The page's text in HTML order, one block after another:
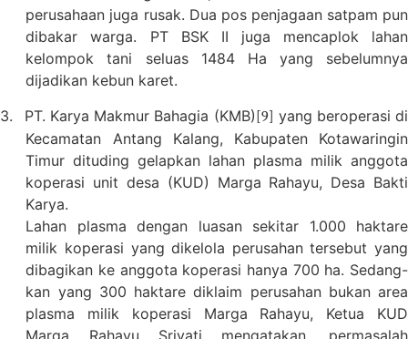
perusahaan juga rusak. Dua pos penjagaan satpam pun
dibakar warga. PT BSK II juga mencaplok lahan
kelompok tani seluas 1484 Ha yang sebelumnya
dijadikan kebun karet.
3.
PT. Karya Makmur Bahagia (KMB) [9] yang beroperasi di
Kecamatan Antang Kalang, Kabupaten Kotawaringin
Timur dituding gelapkan lahan plasma milik anggota
koperasi unit desa (KUD) Marga Rahayu, Desa Bakti
Karya.
Lahan plasma dengan luasan sekitar 1.000 haktare
milik koperasi yang dikelola perusahan tersebut yang
dibagikan ke anggota koperasi hanya 700 ha. Sedang-
kan yang 300 haktare diklaim perusahan bukan area
plasma milik koperasi Marga Rahayu, Ketua KUD
Marga Rahayu Sriyati mengatakan, permasalah